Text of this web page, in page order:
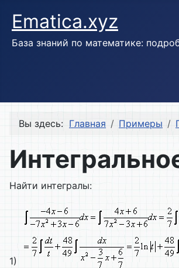
Ematica.xyz
База знаний по математике:
Вы здесь: Главная Примеры
Найти интегралы:
1)